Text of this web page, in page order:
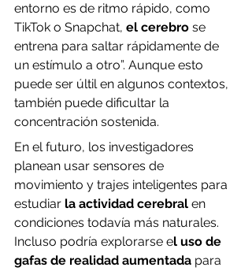
entorno es de ritmo rápido, como
TikTok o Snapchat, el cerebro se
entrena para saltar rápidamente de
un estímulo a otro”. Aunque esto
puede ser últil en algunos contextos,
también puede dificultar la
concentración sostenida.
En el futuro, los investigadores
planean usar sensores de
movimiento y trajes inteligentes para
estudiar la actividad cerebral en
condiciones todavía más naturales.
Incluso podría explorarse el uso de
gafas de realidad aumentada para